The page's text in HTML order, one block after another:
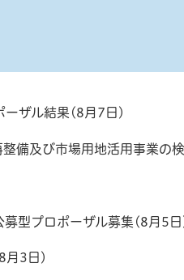
ーザル結果(8月7日)
備及び市場用地活用事業
募型プロポーザル募集(8月5日
月3日)